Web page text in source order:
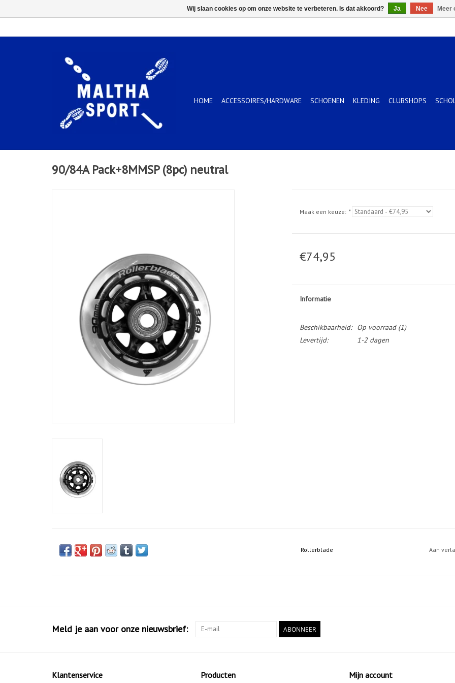
HOME ACCESSOIRES/HARDWARE SCHOENEN KLEDING CLUBSHOPS
90/84A Pack+8MMSP (8pc) neutral
Maak een keuze: *
€74,95
Informatie
Beschikbaarheid: Op voorraad(1)
Levertijd:
1-2 dagen
Rollerblade Aan
Meld je aan voor onze nieuwsbrief: ABONNEER
Klantenservice Producten Mijn account
Wij slaan cookies op om onze website te verbeteren. Is dat akkoord? Ja Nee Meer